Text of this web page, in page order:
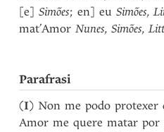
[e]Simões; en] euSimões,
mat’AmorNunes,Simões,
Parafrasi
(I) Non me podo protexer
Amor me quere matar por